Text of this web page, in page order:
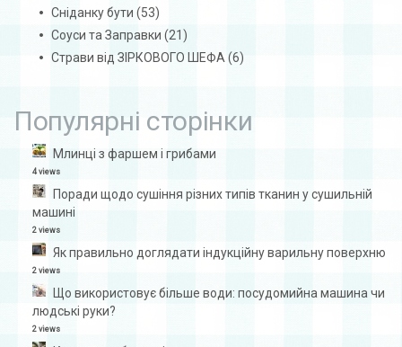
Сніданку бути (53)
Соуси та Заправки (21)
Страви від ЗІРКОВОГО ШЕФА (6)
Популярні сторінки
Млинці з фаршем і грибами
4 views
Поради щодо сушіння різних типів тканин у сушильній
машині
2 views
Як правильно доглядати індукційну варильну поверхню
2 views
Що використовує більше води: посудомийна машина чи
людські руки?
2 views